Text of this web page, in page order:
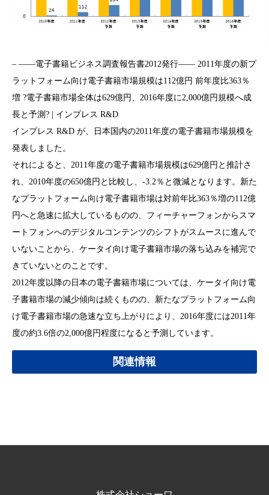
– ――電子書籍ビジネス調査報告書2012発行―― 2011年度の新プ
ラットフォーム向け電子書籍市場規模は112億円 前年度比363％
増 ?電子書籍市場全体は629億円、2016年度に2,000億円規模へ成
長と予測? | インプレス R&D
インプレス R&D が、日本国内の2011年度の電子書籍市場規模を
発表しました。
それによると、2011年度の電子書籍市場規模は629億円と推計さ
れ、2010年度の650億円と比較し、-3.2％と微減となります。新た
なプラットフォーム向け電子書籍市場は対前年比363％増の112億
円へと急速に拡大しているものの、フィーチャーフォンからスマ
ートフォンへのデジタルコンテンツのシフトがスムースに進んで
いないことから、ケータイ向け電子書籍市場の落ち込みを補完で
きていないとのことです。
2012年度以降の日本の電子書籍市場については、ケータイ向け電
子書籍市場の減少傾向は続くものの、新たなプラットフォーム向
け電子書籍市場の急速な立ち上がりにより、2016年度には2011年
度の約3.6倍の2,000億円程度になると予測しています。
関連情報